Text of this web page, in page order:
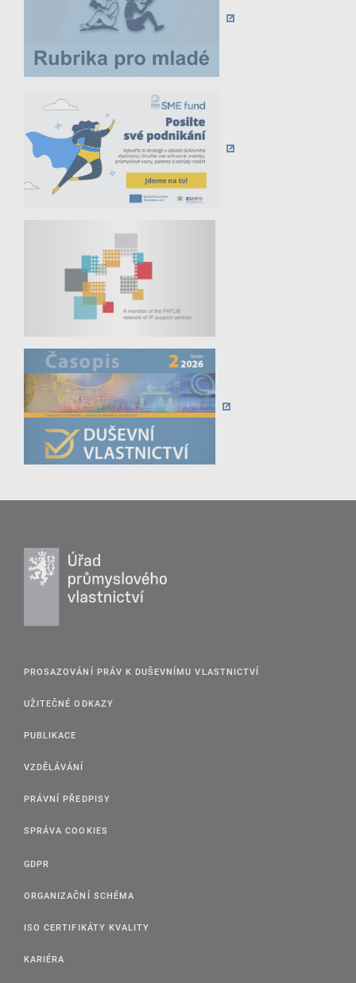
PROSAZOVÁNÍ PRÁV K DUŠEVNÍMU VLASTNICTVÍ
UŽITEČNÉ ODKAZY
PUBLIKACE
VZDĚLÁVÁNÍ
PRÁVNÍ PŘEDPISY
SPRÁVA COOKIES
GDPR
ORGANIZAČNÍ SCHÉMA
ISO CERTIFIKÁTY KVALITY
KARIÉRA